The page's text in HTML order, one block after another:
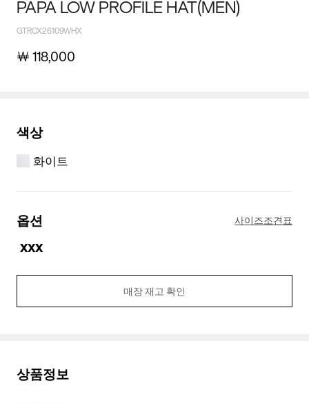
PAPA LOW PROFILE HAT(MEN)
GTRCX26109WHX
￦ 118,000
색상
화이트
옵션 사이즈조견표
XXX
매장 재고 확인
상품정보